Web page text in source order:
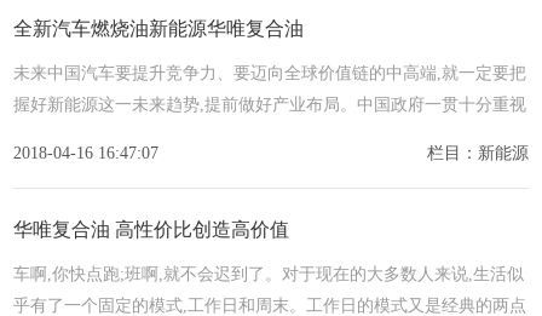
全新汽车燃烧油新能源华唯复合油
未来中国汽车要提升竞争力、要迈向全球价值链的中高端,就一定要把
握好新能源这一未来趋势,提前做好产业布局。中国政府一贯十分重视
2018-04-16 16:47:07
栏目：新能源
华唯复合油 高性价比创造高价值
车啊,你快点跑;班啊,就不会迟到了。对于现在的大多数人来说,生活似
乎有了一个固定的模式,工作日和周末。工作日的模式又是经典的两点